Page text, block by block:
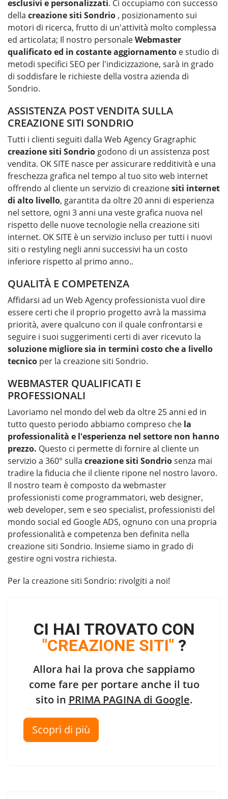
esclusivi e personalizzati. Ci occupiamo con successo
della creazione siti Sondrio , posizionamento sui
motori di ricerca, frutto di un'attività molto complessa
ed articolata; Il nostro personaleWebmaster
qualificato ed in costante aggiornamento e studio di
metodi specifici SEO per l'indicizzazione, sarà in grado
di soddisfare le richieste della vostra azienda di
Sondrio.
ASSISTENZA POST VENDITA SULLA
CREAZIONE SITI SONDRIO
Tutti i clienti seguiti dalla Web Agency Gragraphic
creazione siti Sondrio godono di un assistenza post
vendita. OK SITE nasce per assicurare redditività e una
freschezza grafica nel tempo al tuo sito web internet
offrendo al cliente un servizio di creazionesiti internet
di alto livello, garantita da oltre 20 anni di esperienza
nel settore, ogni 3 anni una veste grafica nuova nel
rispetto delle nuove tecnologie nella creazione siti
internet. OK SITE è un servizio incluso per tutti i nuovi
siti o restyling negli anni successivi ha un costo
inferiore rispetto al primo anno..
QUALITÀ E COMPETENZA
Affidarsi ad un Web Agency professionista vuol dire
essere certi che il proprio progetto avrà la massima
priorità, avere qualcuno con il quale confrontarsi e
seguire i suoi suggerimenti certi di aver ricevuto la
soluzione migliore sia in termini costo che a livello
tecnico per la creazione siti Sondrio.
WEBMASTER QUALIFICATI E
PROFESSIONALI
Lavoriamo nel mondo del web da oltre 25 anni ed in
tutto questo periodo abbiamo compreso che la
professionalità e l'esperienza nel settore non hanno
prezzo. Questo ci permette di fornire al cliente un
servizio a 360° sulla creazione siti Sondriosenza mai
tradire la fiducia che il cliente ripone nel nostro lavoro.
Il nostro team è composto da webmaster
professionisti come programmatori, web designer,
web developer, sem e seo specialist, professionisti del
mondo social ed Google ADS, ognuno con una propria
professionalità e competenza ben definita nella
creazione siti Sondrio. Insieme siamo in grado di
gestire ogni vostra richiesta.
Per la creazione siti Sondrio: rivolgiti a noi!
CI HAI TROVATO CON
"CREAZIONE SITI" ?
Allora hai la prova che sappiamo
come fare per portare anche il tuo
sito in PRIMA PAGINA di Google.
Scopri di più